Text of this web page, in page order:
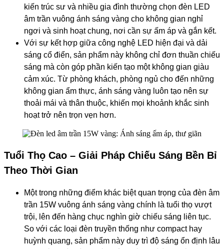
kiến trúc sư và nhiều gia đình thường chọn đèn LED
âm trần vuông ánh sáng vàng cho không gian nghỉ
ngơi và sinh hoạt chung, nơi cần sự ấm áp và gắn kết.
Với sự kết hợp giữa công nghệ LED hiện đại và dải
sáng cổ điển, sản phẩm này không chỉ đơn thuần chiếu
sáng mà còn góp phần kiến tạo một không gian giàu
cảm xúc. Từ phòng khách, phòng ngủ cho đến những
không gian ẩm thực, ánh sáng vàng luôn tạo nên sự
thoải mái và thân thuộc, khiến mọi khoảnh khắc sinh
hoạt trở nên trọn vẹn hơn.
Tuổi Thọ Cao – Giải Pháp Chiếu Sáng Bền Bỉ
Theo Thời Gian
Một trong những điểm khác biệt quan trọng của đèn âm
trần 15W vuông ánh sáng vàng chính là tuổi thọ vượt
trội, lên đến hàng chục nghìn giờ chiếu sáng liên tục.
So với các loại đèn truyền thống như compact hay
huỳnh quang, sản phẩm này duy trì độ sáng ổn định lâu